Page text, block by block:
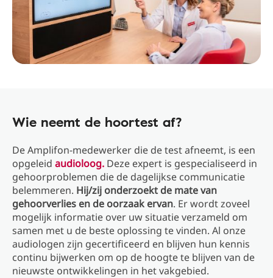
Wie neemt de hoortest af?
De Amplifon-medewerker die de test afneemt, is een
opgeleid audioloog. Deze expert is gespecialiseerd in
gehoorproblemen die de dagelijkse communicatie
belemmeren. Hij/zij onderzoekt de mate van
gehoorverlies en de oorzaak ervan. Er wordt zoveel
mogelijk informatie over uw situatie verzameld om
samen met u de beste oplossing te vinden. Al onze
audiologen zijn gecertificeerd en blijven hun kennis
continu bijwerken om op de hoogte te blijven van de
nieuwste ontwikkelingen in het vakgebied.